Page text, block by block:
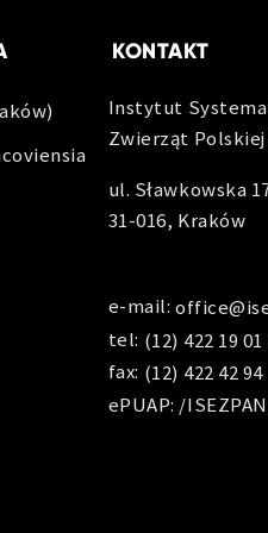
KONTAKT
Instytut
Zwierząt
ul. Sławkowska
31-016, Kraków
e-mail:
tel: (12) 422 19 01
fax: (12) 422 42 94
ePUAP: /